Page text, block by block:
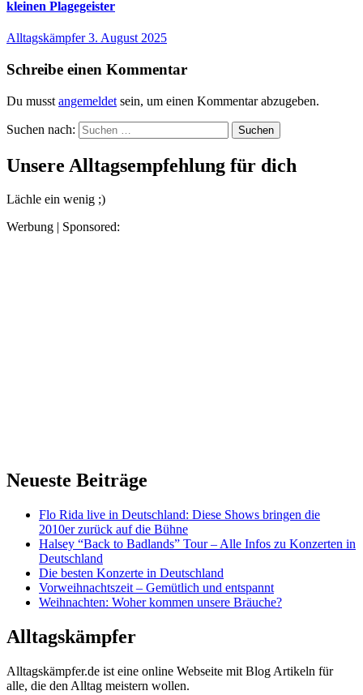
kleinen Plagegeister
Alltagskämpfer3. August 2025
Schreibe einen Kommentar
Du musst angemeldet sein, um einen Kommentar abzugeben.
Suchen nach:
Unsere Alltagsempfehlung für dich
Lächle ein wenig ;)
Werbung | Sponsored:
Neueste Beiträge
Flo Rida live in Deutschland: Diese Shows bringen die
2010er zurück auf die Bühne
Halsey “Back to Badlands” Tour – Alle Infos zu Konzerten in
Deutschland
Die besten Konzerte in Deutschland
Vorweihnachtszeit – Gemütlich und entspannt
Weihnachten: Woher kommen unsere Bräuche?
Alltagskämpfer
Alltagskämpfer.de ist eine online Webseite mit Blog Artikeln für
alle, die den Alltag meistern wollen.